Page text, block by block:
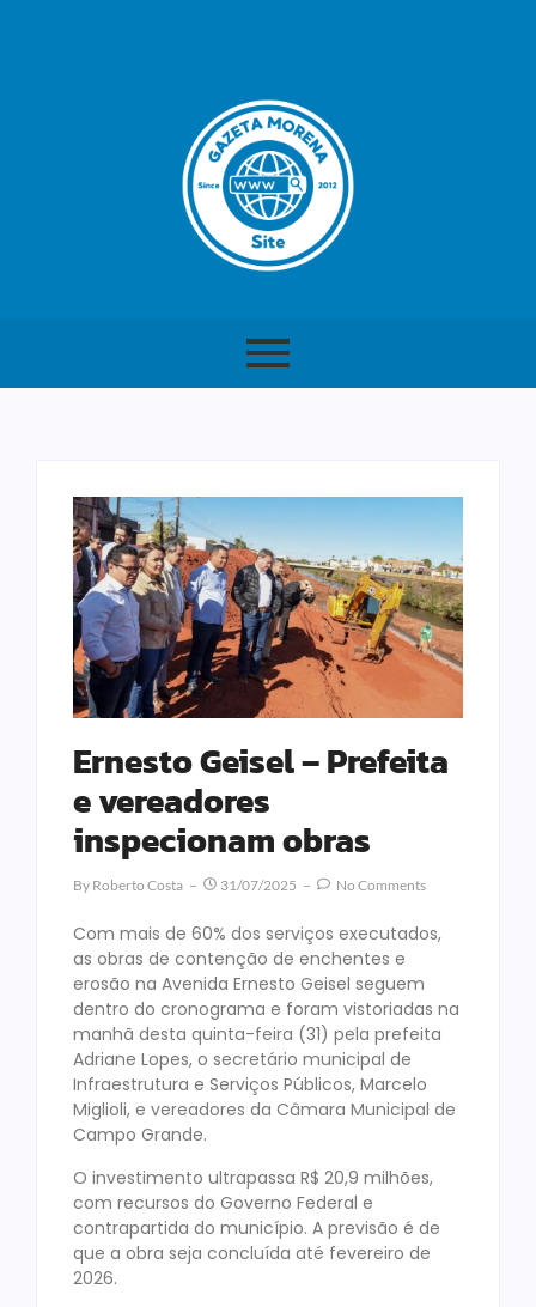
Ernesto Geisel – Prefeita
e vereadores
inspecionam obras
By Roberto Costa 31/07/2025 No Comments
Com mais de 60% dos serviços executados,
as obras de contenção de enchentes e
erosão na Avenida Ernesto Geisel seguem
dentro do cronograma e foram vistoriadas na
manhã desta quinta-feira (31) pela prefeita
Adriane Lopes, o secretário municipal de
Infraestrutura e Serviços Públicos, Marcelo
Miglioli, e vereadores da Câmara Municipal de
Campo Grande.
O investimento ultrapassa R$ 20,9 milhões,
com recursos do Governo Federal e
contrapartida do município. A previsão é de
que a obra seja concluída até fevereiro de
2026.